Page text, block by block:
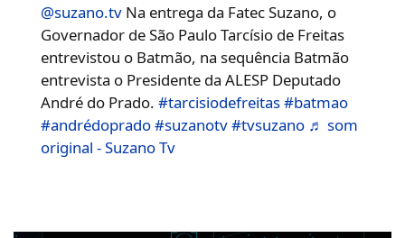
@suzano.tv Na entrega da Fatec Suzano, o
Governador de São Paulo Tarcísio de Freitas
entrevistou o Batmão, na sequência Batmão
entrevista o Presidente da ALESP Deputado
André do Prado.#tarcisiodefreitas#batmao
#andrédoprado#suzanotv#tvsuzano ♬ som
original - Suzano Tv